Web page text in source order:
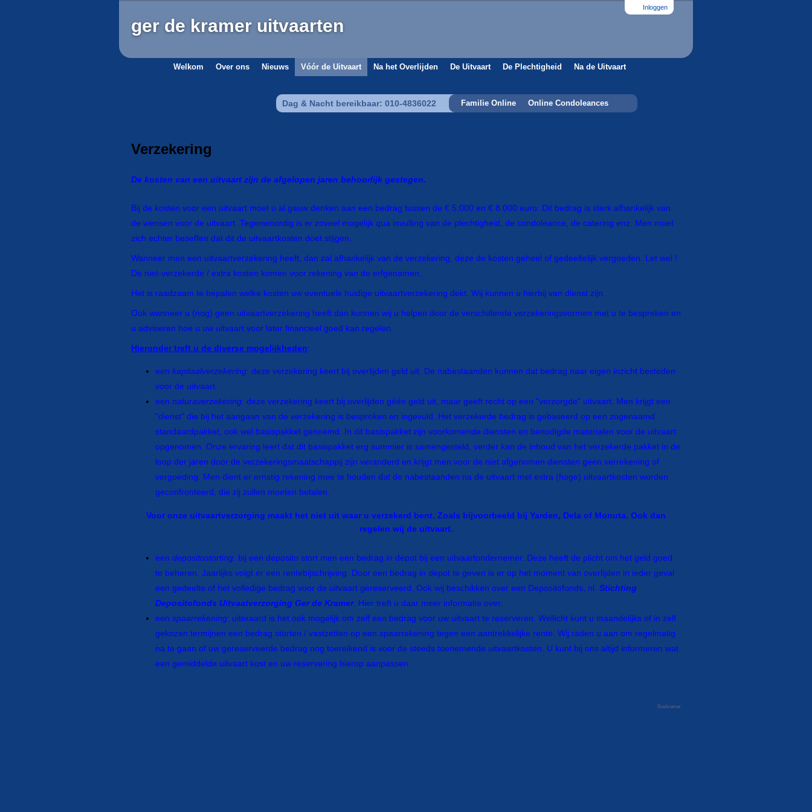
Inloggen
ger de kramer uitvaarten
Welkom Over ons Nieuws Vóór de Uitvaart Na het Overlijden De Uitvaart De Plechtigheid Na de Uitvaart
Familie Online Online Condoleances
Verzekering
De kosten van een uitvaart zijn de afgelopen jaren behoorlijk gestegen.
Bij de kosten voor een uitvaart moet u al gauw denken aan een bedrag tussen de € 5.000 en € 8.000 euro. Dit bedrag is sterk afhankelijk van
de wensen voor de uitvaart. Tegenwoordig is er zoveel mogelijk qua invulling van de plechtigheid, de condoleance, de catering enz. Men moet
zich echter beseffen dat dit de uitvaartkosten doet stijgen.
Wanneer men een uitvaartverzekering heeft, dan zal afhankelijk van de verzekering, deze de kosten geheel of gedeeltelijk vergoeden. Let wel !
De niet-verzekerde / extra kosten komen voor rekening van de erfgenamen.
Het is raadzaam te bepalen welke kosten uw eventuele huidige uitvaartverzekering dekt. Wij kunnen u hierbij van dienst zijn.
Ook wanneer u (nog) geen uitvaartverzekering heeft dan kunnen wij u helpen door de verschillende verzekeringsvormen met u te bespreken en
u adviseren hoe u uw uitvaart voor later financieel goed kan regelen.
Hieronder treft u de diverse mogelijkheden:
een kapitaalverzekering: deze verzekering keert bij overlijden geld uit. De nabestaanden kunnen dat bedrag naar eigen inzicht besteden
voor de uitvaart.
een naturaverzekering: deze verzekering keert bij overlijden géén geld uit, maar geeft recht op een "verzorgde" uitvaart. Men krijgt een
"dienst" die bij het aangaan van de verzekering is besproken en ingevuld. Het verzekerde bedrag is gebaseerd op een zogenaamd
standaardpakket, ook wel basispakket genoemd. In dit basispakket zijn voorkomende diensten en benodigde materialen voor de uitvaart
opgenomen. Onze ervaring leert dat dit basispakket erg summier is samengesteld, verder kan de inhoud van het verzekerde pakket in de
loop der jaren door de verzekeringsmaatschappij zijn veranderd en krijgt men voor de niet afgenomen diensten geen verrekening of
vergoeding. Men dient er ernstig rekening mee te houden dat de nabestaanden na de uitvaart met extra (hoge) uitvaartkosten worden
geconfronteerd, die zij zullen moeten betalen.
Voor onze uitvaartverzorging maakt het niet uit waar u verzekerd bent. Zoals bijvoorbeeld bij Yarden, Dela of Monuta. Ook dan
regelen wij de uitvaart.
een depositostorting: bij een deposito stort men een bedrag in depot bij een uitvaartondernemer. Deze heeft de plicht om het geld goed
te beheren. Jaarlijks volgt er een rentebijschrijving. Door een bedrag in depot te geven is er op het moment van overlijden in ieder geval
een gedeelte of het volledige bedrag voor de uitvaart gereserveerd. Ook wij beschikken over een Depositofonds, nl. Stichting
Depositofonds Uitvaatverzorging Ger de Kramer. Hier treft u daar meer informatie over.
een spaarrekening: uiteraard is het ook mogelijk om zelf een bedrag voor uw uitvaart te reserveren. Wellicht kunt u maandelijks of in zelf
gekozen termijnen een bedrag storten / vastzetten op een spaarrekening tegen een aantrekkelijke rente. Wij raden u aan om regelmatig
na te gaan of uw gereserveerde bedrag nog toereikend is voor de steeds toenemende uitvaartkosten. U kunt bij ons altijd informeren wat
een gemiddelde uitvaart kost en uw reservering hierop aanpassen.
©uvkramer
Dag & Nacht bereikbaar: 010-4836022